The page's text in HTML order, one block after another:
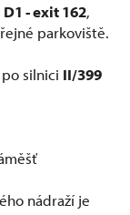
D1 - exit 162,
parkoviště.
silnici II/399
nádraží je